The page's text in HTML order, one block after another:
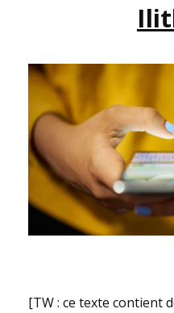
[TW : ce texte contient